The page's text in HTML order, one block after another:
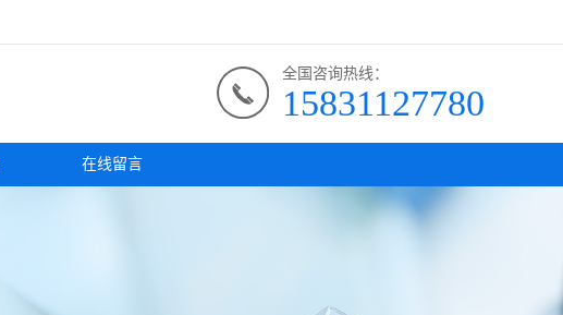
全国咨询热线：
15831127780
在线留言